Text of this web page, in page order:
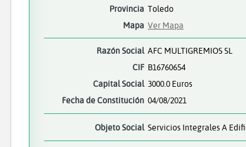
Provincia Toledo
Mapa Ver Mapa
Razón Social AFC MULTIGREMIOS SL
CIF B16760654
Capital Social 3000.0 Euros
Fecha de Constitución 04/08/2021
Objeto Social Servicios Integrales A